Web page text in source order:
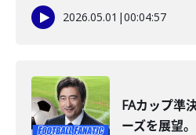
2026.05.01 |00:04:57
FAカップ準
ーズを展望。